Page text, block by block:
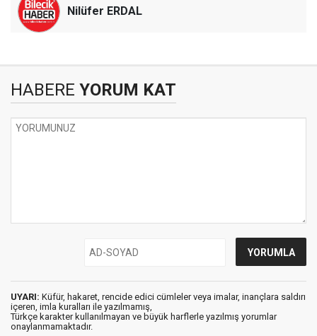
Nilüfer ERDAL
HABERE YORUM KAT
UYARI: Küfür, hakaret, rencide edici cümleler veya imalar, inançlara saldırı
içeren, imla kuralları ile yazılmamış,
Türkçe karakter kullanılmayan ve büyük harflerle yazılmış yorumlar
onaylanmamaktadır.